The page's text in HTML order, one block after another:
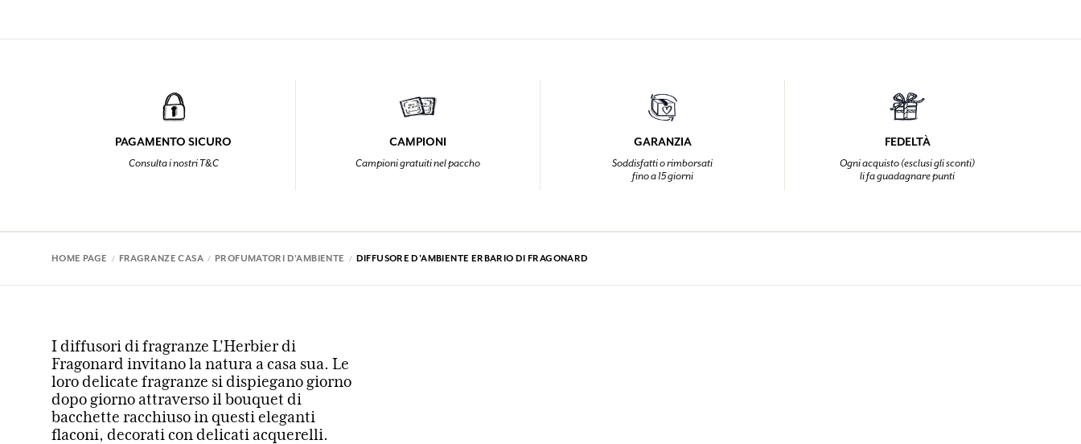
PAGAMENTO SICURO
Consulta i nostri T&C
CAMPIONI
Campioni gratuiti nel paccho
GARANZIA
Soddisfatti o rimborsati
fino a 15 giorni
FEDELTÀ
Ogni acquisto (esclusi gli sconti)
li fa guadagnare punti
HOME PAGE FRAGRANZE CASA PROFUMATORI D'AMBIENTE DIFFUSORE D'AMBIENTE ERBARIO DI FRAGONARD
I diffusori di fragranze L'Herbier di
Fragonard invitano la natura a casa sua. Le
loro delicate fragranze si dispiegano giorno
dopo giorno attraverso il bouquet di
bacchette racchiuso in questi eleganti
flaconi, decorati con delicati acquerelli.